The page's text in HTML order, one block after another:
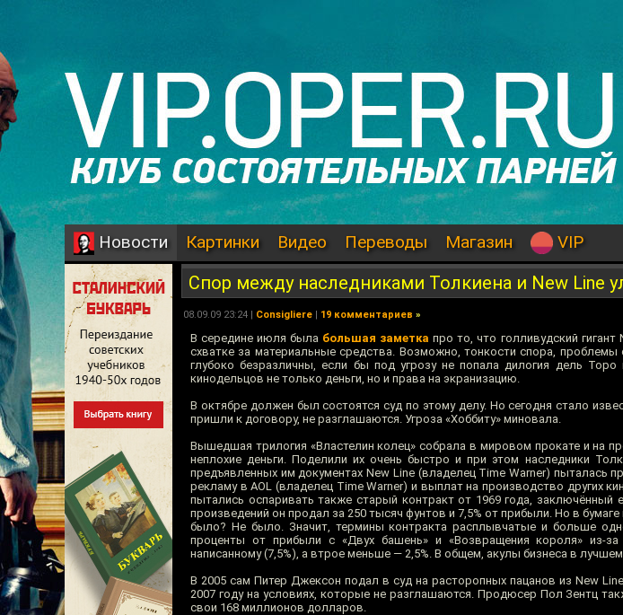
Новости Картинки Видео Переводы Магазин VIP
Спор между наследниками Толкиена и New Line
08.09.09 23:24 | Consigliere | 19 комментариев »
В середине июля была большая заметка про то, что голливудский
схватке за материальные средства. Возможно, тонкости спора,
глубоко безразличны, если бы под угрозу не попала дилогия дель
кинодельцов не только деньги, но и права на экранизацию.
В октябре должен был состоятся суд по этому делу. Но сегодня стало
пришли к договору, не разглашаются. Угроза «Хоббиту» миновала.
Вышедшая трилогия «Властелин колец» собрала в мировом прокате и на
неплохие деньги. Поделили их очень быстро и при этом наследники
предъявленных им документах New Line (владелец Time Warner) пыталась
рекламу в AOL (владелец Time Warner) и выплат на производство других
пытались оспаривать также старый контракт от 1969 года,
произведений он продал за 250 тысяч фунтов и 7,5% от прибыли. Но в
было? Не было. Значит, термины контракта расплывчатые и больше
проценты от прибыли с «Двух башень» и «Возвращения короля» из-за
написанному (7,5%), а втрое меньше — 2,5%. В общем, акулы бизнеса в
В 2005 сам Питер Джексон подал в суд на расторопных пацанов из New
2007 году на условиях, которые не разглашаются. Продюсер Пол Зентц
свои 168 миллионов долларов.